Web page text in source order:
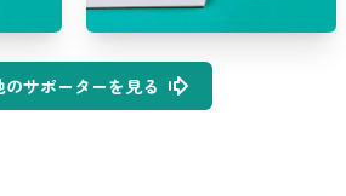
のサポーターを見る